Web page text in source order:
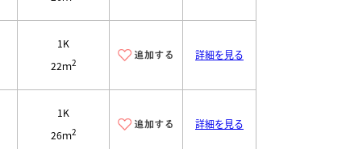
1K
22ｍ2
詳細を見る
1K
26ｍ2
詳細を見る